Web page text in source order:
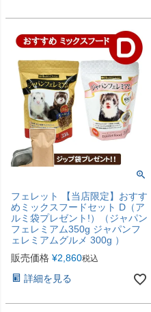
フェレット 【当店限定】おすす
めミックスフードセット D（ア
ルミ袋プレゼント!）（ジャパン
フェレミアム350g ジャパンフ
ェレミアムグルメ 300g ）
販売価格 ¥2,860税込
詳細を見る